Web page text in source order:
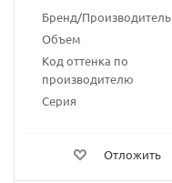
Бренд/Производитель
Объем
Код оттенка по
производителю
Серия
Отложить